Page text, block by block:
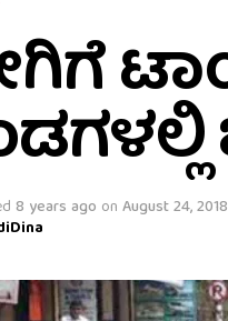
8 years ago on August 24, 2018